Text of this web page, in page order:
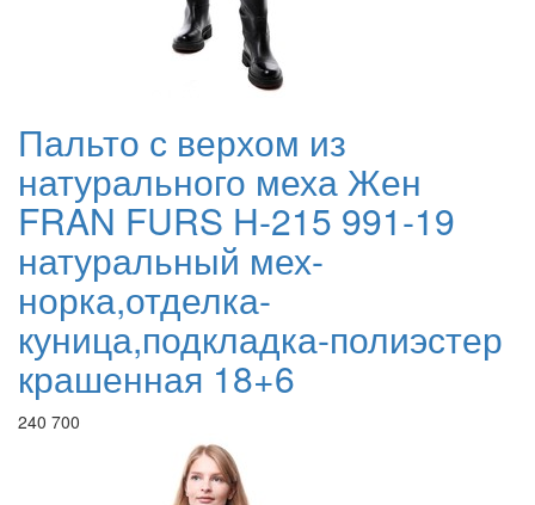
Пальто с верхом из
натурального меха Жен
FRAN FURS H-215 991-19
натуральный мех-
норка,отделка-
куница,подкладка-полиэстер
крашенная 18+6
240 700